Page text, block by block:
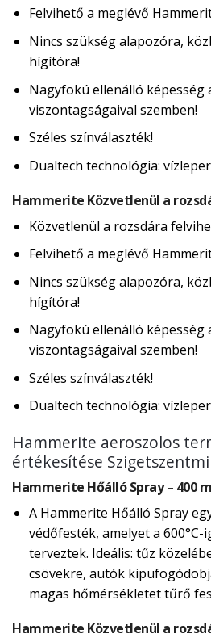
Felvihető a meglévő
Nincs szükség alapozóra,
hígítóra!
Nagyfokú ellenálló képesség
viszontagságaival szemben!
Széles színválaszték!
Dualtech technológia:
Hammerite Közvetlenül a
Közvetlenül a rozsdára
Felvihető a meglévő
Nincs szükség alapozóra,
hígítóra!
Nagyfokú ellenálló képesség
viszontagságaival szemben!
Széles színválaszték!
Dualtech technológia:
Hammerite aeroszolos
értékesítése
Hammerite Hőálló Spray – 400
A Hammerite Hőálló Spray
védőfesték, amelyet a
terveztek. Ideális: tűz
csövekre, autók
magas hőmérsékletet tűrő
Hammerite Közvetlenül a